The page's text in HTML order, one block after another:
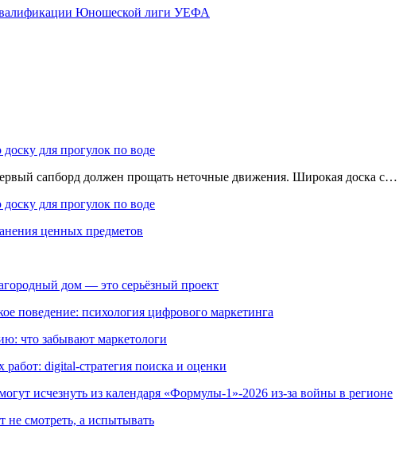
Юношеской лиги УЕФА
для прогулок по воде
сапборд должен прощать неточные движения. Широкая доска с…
для прогулок по воде
ценных предметов
дом — это серьёзный проект
поведение: психология цифрового маркетинга
что забывают маркетологи
digital-стратегия поиска и оценки
исчезнуть из календаря «Формулы-1»-2026 из-за войны в регионе
не смотреть, а испытывать